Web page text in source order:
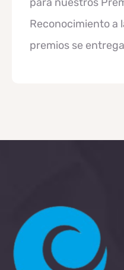
Reconocimiento a
premios se